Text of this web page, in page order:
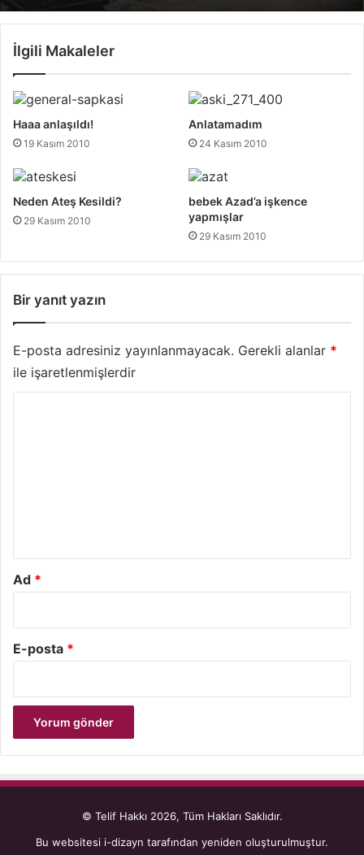
İlgili Makaleler
Haaa anlaşıldı!
19 Kasım 2010
Anlatamadım
24 Kasım 2010
Neden Ateş Kesildi?
29 Kasım 2010
bebek Azad’a işkence
yapmışlar
29 Kasım 2010
Bir yanıt yazın
E-posta adresiniz yayınlanmayacak. Gerekli alanlar *
ile işaretlenmişlerdir
Ad *
E-posta *
© Telif Hakkı 2026, Tüm Hakları Saklıdır.
Bu websitesi i-dizayn tarafından yeniden oluşturulmuştur.